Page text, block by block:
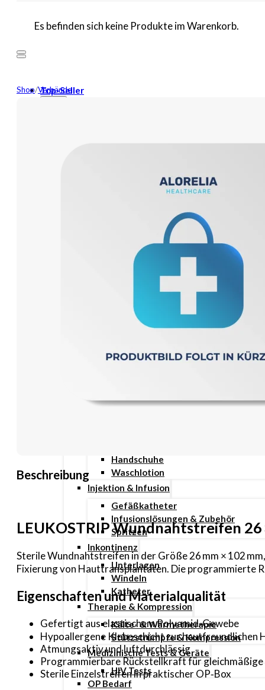
Es befinden sich keine Produkte im Warenkorb.
Top-Seller
Wundcremes & Spray
Pen Nadeln
Stechhilfen
Ernährung & Trinkhilfen
Hygiene & Pflege
Handschuhe
Waschlotion
Injektion & Infusion
Gefäßkatheter
Infusionslösungen & Zubehör
Spritzen
Inkontinenz
Unterlagen
Windeln
Katheter
Therapie & Kompression
Kälte- & Wärmetherapie
Stützstrümpfe & Kompression
Medizinische Tests & Geräte
HIV Tests
OP Bedarf
Shop/Verbände
Beschreibung
LEUKOSTRIP Wundnahtstreifen
Sterile Wundnahtstreifen in der Größe 26 mm × 102
Fixierung von Hauttransplantaten. Die programmierte
Eigenschaften und Materialqualität
Gefertigt aus elastischem Polyamid‑Gewebe
Hypoallergene Klebeschicht zur hautfreundlichen
Atmungsaktiv und luftdurchlässig
Programmierbare Rückstellkraft für
Sterile Einzelstreifen in praktischer OP‑Box